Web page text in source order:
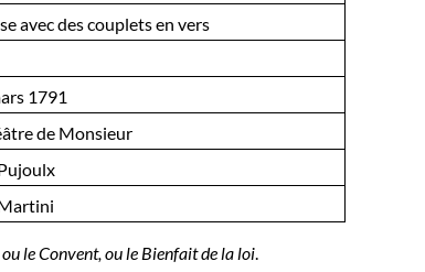
avec des couplets en vers
1791
de Monsieur
le Convent, ou le Bienfait de la loi.